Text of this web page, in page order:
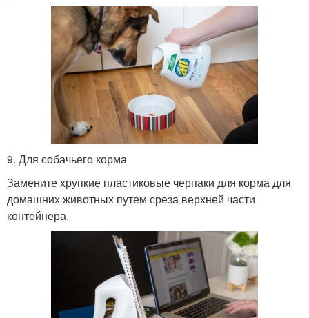
9. Для собачьего корма
Замените хрупкие пластиковые черпаки для корма для
домашних животных путем среза верхней части
контейнера.